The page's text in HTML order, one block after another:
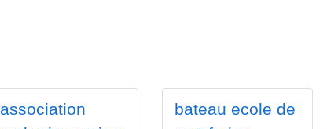
association
bateau ecole de